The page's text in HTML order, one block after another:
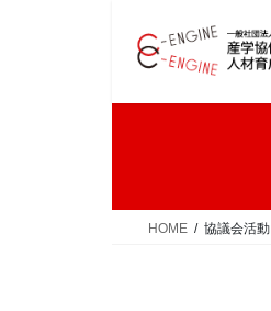
HOME 協議会活動